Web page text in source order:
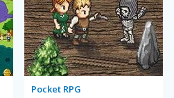
Pocket RPG